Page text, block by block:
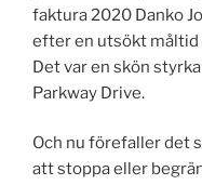
faktura 2020 Danko
efter en utsökt måltid
Det var en skön
Parkway Drive.
Och nu förefaller det
att stoppa eller